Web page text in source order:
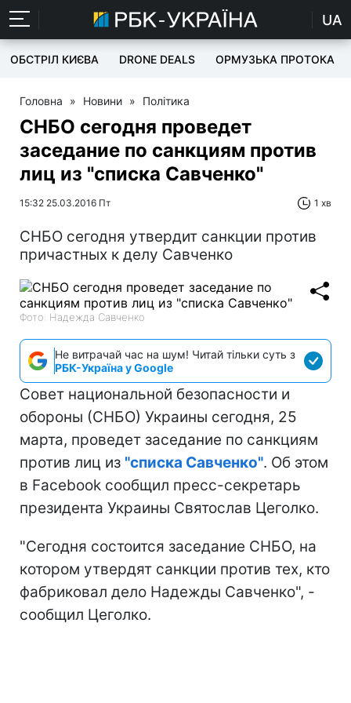
UA
ОБСТРІЛ КИЄВА DRONE DEALS ОРМУЗЬКА ПРОТОКА
Головна » Новини » Політика
СНБО сегодня проведет
заседание по санкциям против
лиц из "списка Савченко"
15:32 25.03.2016 Пт 1 хв
СНБО сегодня утвердит санкции против
причастных к делу Савченко
Фото: Надежда Савченко
Не витрачай час на шум! Читай тільки суть з
РБК-Україна у Google
Совет национальной безопасности и
обороны (СНБО) Украины сегодня, 25
марта, проведет заседание по санкциям
против лиц из "списка Савченко". Об этом
в Facebook сообщил пресс-секретарь
президента Украины Святослав Цеголко.
"Сегодня состоится заседание СНБО, на
котором утвердят санкции против тех, кто
фабриковал дело Надежды Савченко", -
сообщил Цеголко.